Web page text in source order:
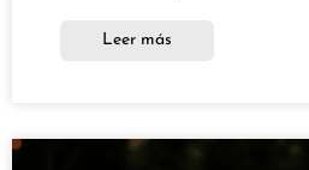
Leer más